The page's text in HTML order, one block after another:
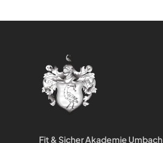
Fit & Sicher Akademie Umbach